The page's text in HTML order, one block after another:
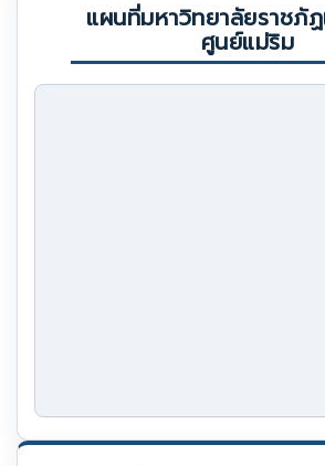
แผนที่มหาวิทยาลัยราชภั
ศูนย์แม่ริม